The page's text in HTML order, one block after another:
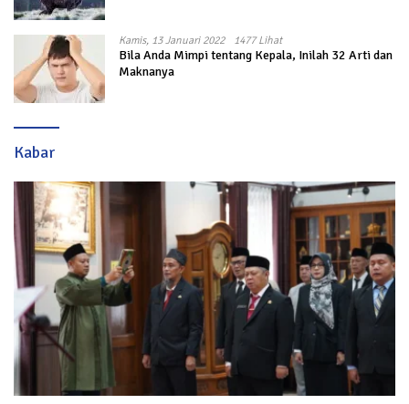
Kamis, 13 Januari 2022 1477 Lihat
Bila Anda Mimpi tentang Kepala, Inilah 32 Arti dan
Maknanya
Kabar